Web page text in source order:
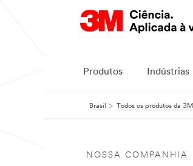
Produtos Indústrias
Brasil Todos os produtos da 3M
NOSSA COMPANHIA